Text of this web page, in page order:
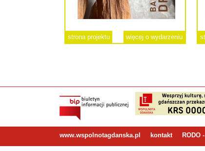
strona projektu więcej o wydarzeniu
www.wspolnotagdanska.pl kontakt RODO